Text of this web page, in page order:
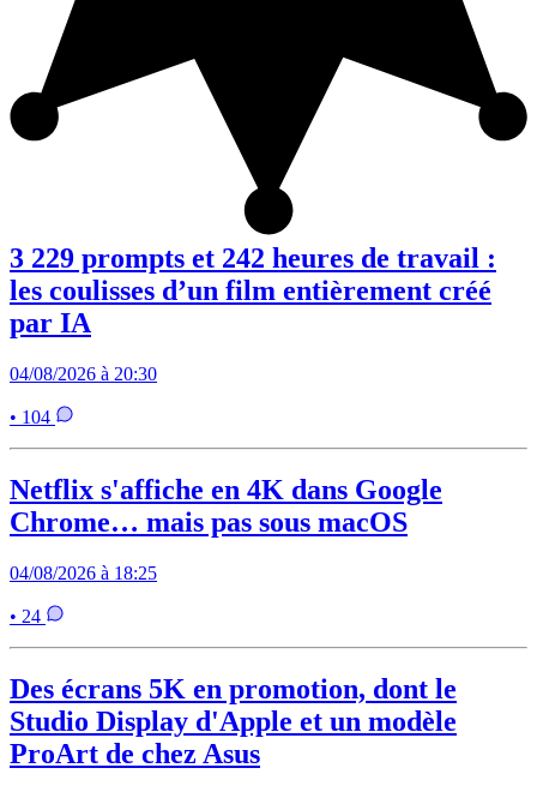
3 229 prompts et 242 heures de travail :
les coulisses d’un film entièrement créé
par IA
04/08/2026 à 20:30
• 104
Netflix s'affiche en 4K dans Google
Chrome… mais pas sous macOS
04/08/2026 à 18:25
• 24
Des écrans 5K en promotion, dont le
Studio Display d'Apple et un modèle
ProArt de chez Asus